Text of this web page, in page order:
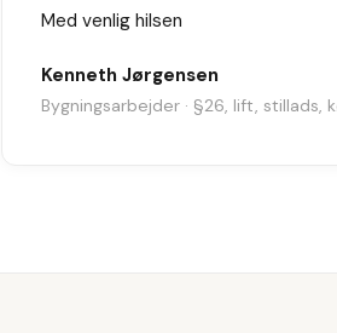
Med venlig hilsen
Kenneth Jørgensen
Bygningsarbejder · §26, lift, stillads,